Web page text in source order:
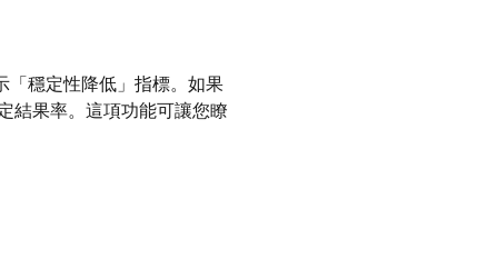
穩定性降低」 指標。如果
結果率。這項功能可讓您瞭